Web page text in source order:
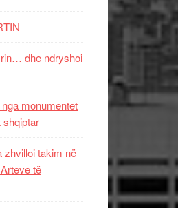
dhe ndryshoi
monumentet
shqiptar
zhvilloi takim në
të